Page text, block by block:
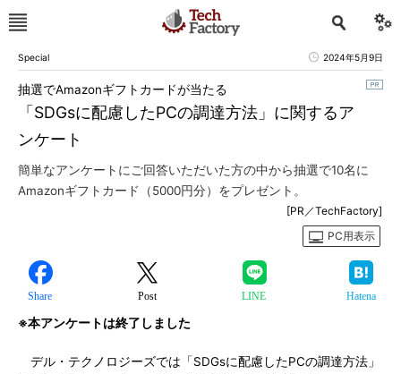
Special 2024年5月9日
「SDGsに配慮したPCの調達方法」に関するア
ンケート
抽選でAmazonギフトカードが当たる
簡単なアンケートにご回答いただいた方の中から抽選で10名に
Amazonギフトカード（5000円分）をプレゼント。
[PR／TechFactory]
PC用表示
Share Post LINE Hatena
※本アンケートは終了しました
デル・テクノロジーズでは「SDGsに配慮したPCの調達方法」